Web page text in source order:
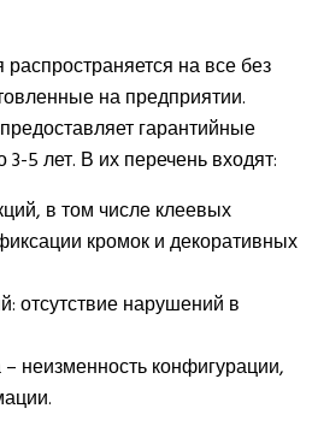
на все без
на предприятии.
гарантийные
5 лет. В их перечень входят:
в том числе клеевых
кромок и декоративных
отсутствие нарушений в
неизменность конфигурации,